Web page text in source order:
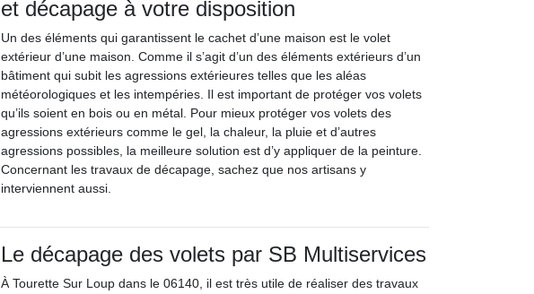
et décapage à votre disposition
Un des éléments qui garantissent le cachet d’une maison est le volet
extérieur d’une maison. Comme il s’agit d’un des éléments extérieurs d’un
bâtiment qui subit les agressions extérieures telles que les aléas
météorologiques et les intempéries. Il est important de protéger vos volets
qu’ils soient en bois ou en métal. Pour mieux protéger vos volets des
agressions extérieurs comme le gel, la chaleur, la pluie et d’autres
agressions possibles, la meilleure solution est d’y appliquer de la peinture.
Concernant les travaux de décapage, sachez que nos artisans y
interviennent aussi.
Le décapage des volets par SB Multiservices
À Tourette Sur Loup dans le 06140, il est très utile de réaliser des travaux